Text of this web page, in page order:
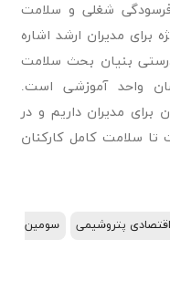
شغلی و سلامت
برای مدیران ارشد اشاره
بنیان بحث سلامت
واحد آموزشی است.
مدیران داریم و در
تا سلامت کامل کارکنان
پتروشیمی
سومین